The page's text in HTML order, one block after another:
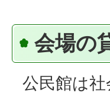
会場の
公民館は